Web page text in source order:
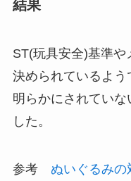
結果
ST(玩具安全)基準や
決められているよ
明らかにされてい
した。
参考 ぬいぐるみの